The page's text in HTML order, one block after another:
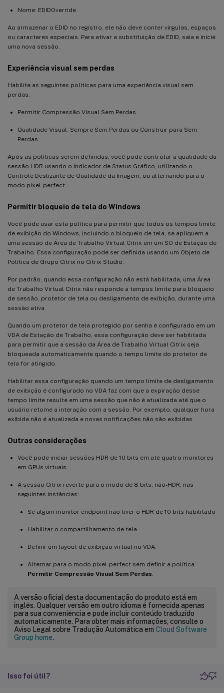
Nome: EDIDOverride
Ao armazenar o EDID no registro, ele não deve conter vírgulas, espaços
ou caracteres especiais. Para ativar a substituição de EDID, saia e inicie
uma nova sessão.
Experiência visual sem perdas
Habilite as seguintes políticas para uma experiência visual sem
perdas:
Permitir Compressão Visual Sem Perdas
Qualidade Visual: Sempre Sem Perdas ou Construir para Sem
Perdas
Após as políticas serem definidas, você pode controlar a qualidade da
sessão HDR usando o Indicador de Status Gráfico, utilizando o
Controle Deslizante de Qualidade da Imagem, ou alternando para o
modo pixel-perfect.
Permitir bloqueio de tela do Windows
Você pode usar esta política para permitir que todos os tempos limite
de exibição do Windows, incluindo o bloqueio de tela, se apliquem a
uma sessão de Área de Trabalho Virtual Citrix em um SO de Estação de
Trabalho. Essa configuração pode ser definida usando um Objeto de
Política de Grupo Citrix no Citrix Studio.
Por padrão, quando essa configuração não está habilitada, uma Área
de Trabalho Virtual Citrix não responde a tempos limite para bloqueio
de sessão, protetor de tela ou desligamento de exibição, durante uma
sessão ativa.
Quando um protetor de tela protegido por senha é configurado em um
VDA de Estação de Trabalho, essa configuração deve ser habilitada
para permitir que a sessão da Área de Trabalho Virtual Citrix seja
bloqueada automaticamente quando o tempo limite do protetor de
tela for atingido.
Habilitar essa configuração quando um tempo limite de desligamento
de exibição é configurado no VDA faz com que a expiração desse
tempo limite resulte em uma sessão que não é atualizada até que o
usuário retome a interação com a sessão. Por exemplo, qualquer hora
exibida não é atualizada e novas notificações não são exibidas.
Outras considerações
Você pode iniciar sessões HDR de 10 bits em até quatro monitores
em GPUs virtuais.
A sessão Citrix reverte para o modo de 8 bits, não-HDR, nas
seguintes instâncias:
Se algum monitor endpoint não tiver o HDR de 10 bits habilitado
Habilitar o compartilhamento de tela.
Definir um layout de exibição virtual no VDA.
Alternar para o modo pixel-perfect sem definir a política
Permitir Compressão Visual Sem Perdas
A versão oficial desta documentação do produto está em
inglês. Qualquer versão em outro idioma é fornecida apenas
para sua conveniência e pode incluir conteúdo traduzido
automaticamente. Para obter mais informações, consulte o
Aviso Legal sobre Tradução Automática em Cloud Software
Group home.
Isso foi útil?